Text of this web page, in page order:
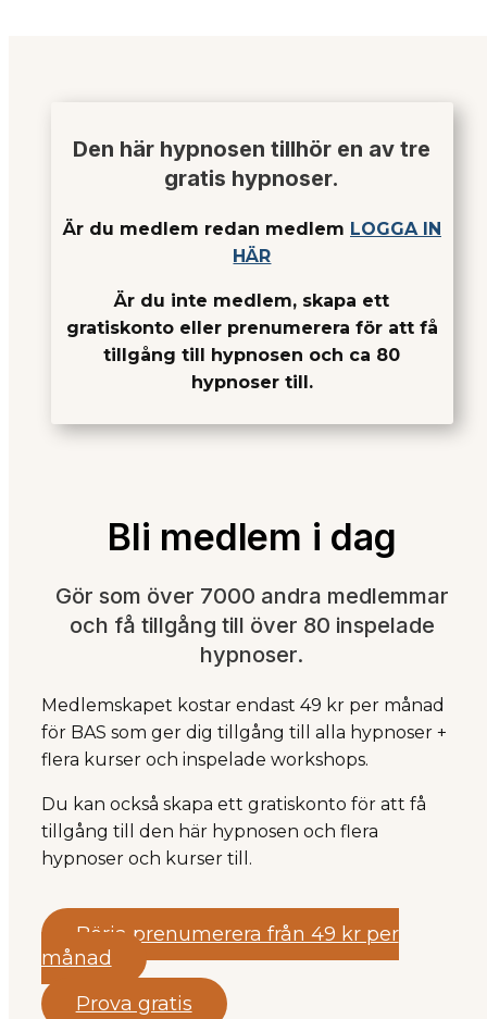
Den här hypnosen tillhör en av tre
gratis hypnoser.
Är du medlem redan medlem LOGGA IN
HÄR
Är du inte medlem, skapa ett
gratiskonto eller prenumerera för att få
tillgång till hypnosen och ca 80
hypnoser till.
Bli medlem i dag
Gör som över 7000 andra medlemmar
och få tillgång till över 80 inspelade
hypnoser.
Medlemskapet kostar endast 49 kr per månad
för BAS som ger dig tillgång till alla hypnoser +
flera kurser och inspelade workshops.
Du kan också skapa ett gratiskonto för att få
tillgång till den här hypnosen och flera
hypnoser och kurser till.
Börja prenumerera från 49 kr per
månad
Prova gratis